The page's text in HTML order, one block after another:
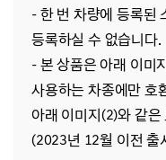
- 한 번 차량에 등록된
등록하실 수 없습니다.
- 본 상품은 아래 이미
사용하는 차종에만 호
아래 이미지(2)와 같
(2023년 12월 이전 출